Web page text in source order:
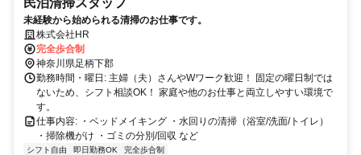
民泊清掃スタッフ
未経験から始められる清掃のお仕事です。
株式会社HR
完全歩合制
神奈川県足柄下郡
勤務時間・曜日: 主婦（夫）さんやWワーク歓迎！ 固定の曜日制では
ないため、シフト相談OK！ 家庭や他のお仕事と両立しやすい環境で
す。
仕事内容: ・ベッドメイキング ・水回りの清掃（浴室/洗面/トイレ）
・掃除機がけ ・ゴミの分別/回収 など
シフト自由 即日勤務OK 完全歩合制